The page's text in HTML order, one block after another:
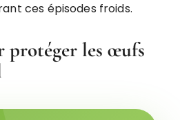
ces épisodes froids.
protéger les œufs